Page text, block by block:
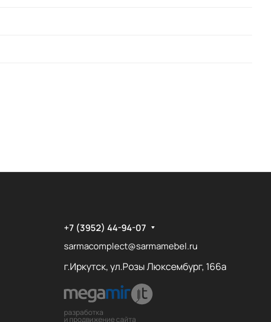
+7 (3952) 44-94-07
sarmacomplect@sarmamebel.ru
г.Иркутск, ул.Розы Люксембург, 166а
разработка
и продвижение сайта